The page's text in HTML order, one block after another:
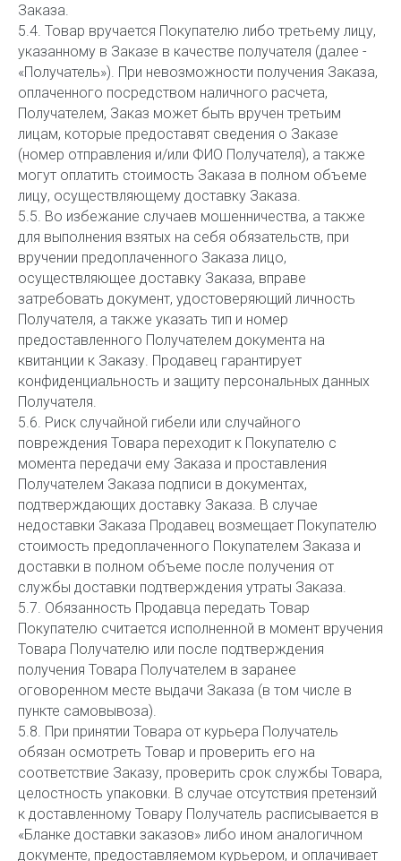
Заказа.
5.4. Товар вручается Покупателю либо третьему лицу,
указанному в Заказе в качестве получателя (далее -
«Получатель»). При невозможности получения Заказа,
оплаченного посредством наличного расчета,
Получателем, Заказ может быть вручен третьим
лицам, которые предоставят сведения о Заказе
(номер отправления и/или ФИО Получателя), а также
могут оплатить стоимость Заказа в полном объеме
лицу, осуществляющему доставку Заказа.
5.5. Во избежание случаев мошенничества, а также
для выполнения взятых на себя обязательств, при
вручении предоплаченного Заказа лицо,
осуществляющее доставку Заказа, вправе
затребовать документ, удостоверяющий личность
Получателя, а также указать тип и номер
предоставленного Получателем документа на
квитанции к Заказу. Продавец гарантирует
конфиденциальность и защиту персональных данных
Получателя.
5.6. Риск случайной гибели или случайного
повреждения Товара переходит к Покупателю с
момента передачи ему Заказа и проставления
Получателем Заказа подписи в документах,
подтверждающих доставку Заказа. В случае
недоставки Заказа Продавец возмещает Покупателю
стоимость предоплаченного Покупателем Заказа и
доставки в полном объеме после получения от
службы доставки подтверждения утраты Заказа.
5.7. Обязанность Продавца передать Товар
Покупателю считается исполненной в момент вручения
Товара Получателю или после подтверждения
получения Товара Получателем в заранее
оговоренном месте выдачи Заказа (в том числе в
пункте самовывоза).
5.8. При принятии Товара от курьера Получатель
обязан осмотреть Товар и проверить его на
соответствие Заказу, проверить срок службы Товара,
целостность упаковки. В случае отсутствия претензий
к доставленному Товару Получатель расписывается в
«Бланке доставки заказов» либо ином аналогичном
документе, предоставляемом курьером, и оплачивает